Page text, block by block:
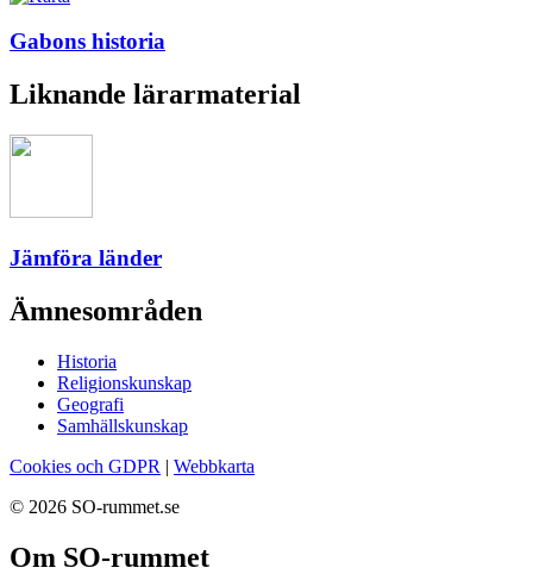
Gabons historia
Liknande lärarmaterial
Jämföra länder
Ämnesområden
Historia
Religionskunskap
Geografi
Samhällskunskap
Cookies och GDPR | Webbkarta
© 2026 SO-rummet.se
Om SO-rummet